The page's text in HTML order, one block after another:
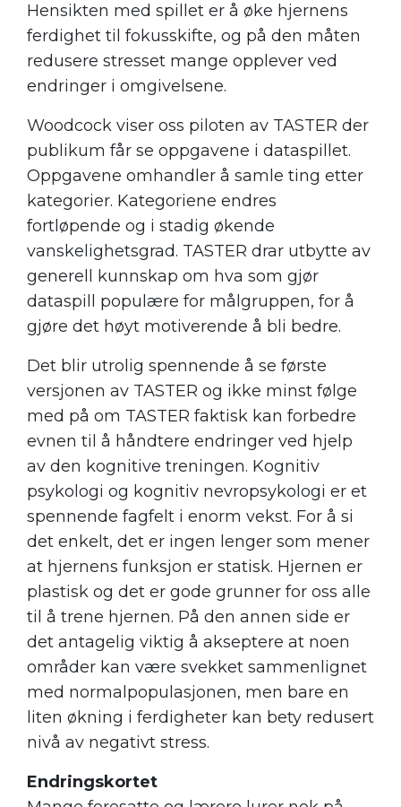
Hensikten med spillet er å øke hjernens
ferdighet til fokusskifte, og på den måten
redusere stresset mange opplever ved
endringer i omgivelsene.
Woodcock viser oss piloten av TASTER der
publikum får se oppgavene i dataspillet.
Oppgavene omhandler å samle ting etter
kategorier. Kategoriene endres
fortløpende og i stadig økende
vanskelighetsgrad. TASTER drar utbytte av
generell kunnskap om hva som gjør
dataspill populære for målgruppen, for å
gjøre det høyt motiverende å bli bedre.
Det blir utrolig spennende å se første
versjonen av TASTER og ikke minst følge
med på om TASTER faktisk kan forbedre
evnen til å håndtere endringer ved hjelp
av den kognitive treningen. Kognitiv
psykologi og kognitiv nevropsykologi er et
spennende fagfelt i enorm vekst. For å si
det enkelt, det er ingen lenger som mener
at hjernens funksjon er statisk. Hjernen er
plastisk og det er gode grunner for oss alle
til å trene hjernen. På den annen side er
det antagelig viktig å akseptere at noen
områder kan være svekket sammenlignet
med normalpopulasjonen, men bare en
liten økning i ferdigheter kan bety redusert
nivå av negativt stress.
Endringskortet